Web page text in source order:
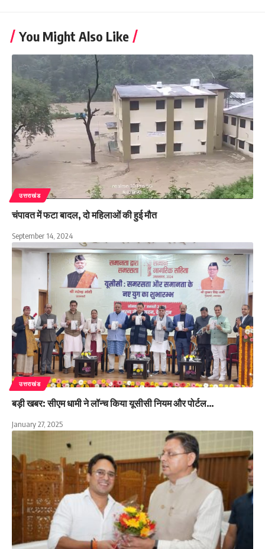
You Might Also Like
उत्तराखंड
चंपावत में फटा बादल, दो महिलाओं की हुई मौत
September 14, 2024
उत्तराखंड
बड़ी खबर: सीएम धामी ने लॉन्च किया यूसीसी नियम और पोर्टल…
January 27, 2025